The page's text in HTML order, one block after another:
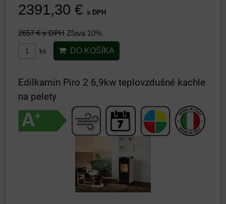
2391,30 € s DPH
2657 €s DPH Zľava 10%
ks DO KOŠÍKA
Edilkamin Piro 2 6,9kw teplovzdušné kachle
na pelety